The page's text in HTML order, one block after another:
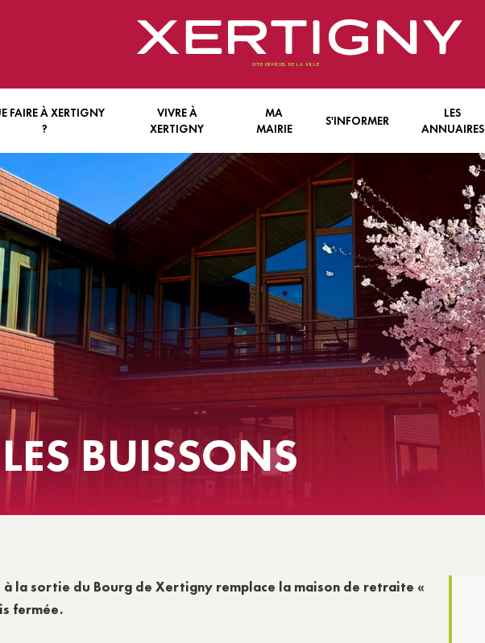
FAIRE À XERTIGNY
?
XERTIGNY
CULTURE
ET HÉBERGEMENTS
LOISIRS DES WOODIES
DES ASSOCIATIONS
VIVRE À
XERTIGNY
ENFANCE & JEUNESSE
BIEN VIEILLIR
MA TRANQUILLITÉ
MOBILITÉ
SANTÉ
VIE ECONOMIQUE
MA
MAIRIE
LE CONSEIL MUNICIPAL
LES SERVICES COMMUNAUX
L’INTERCOMMUNALITÉ
S'INFORMER
LES INFORMATIONS ECRITES
LES INFORMATIONS EN LIGNE
LES INFORMATIONS AFFICHÉES
LES
ANNUAIRES
ASSOCIATIONS
BUISSONS
à la sortie du Bourg de Xertigny remplace la maison de retraite «
fermée.